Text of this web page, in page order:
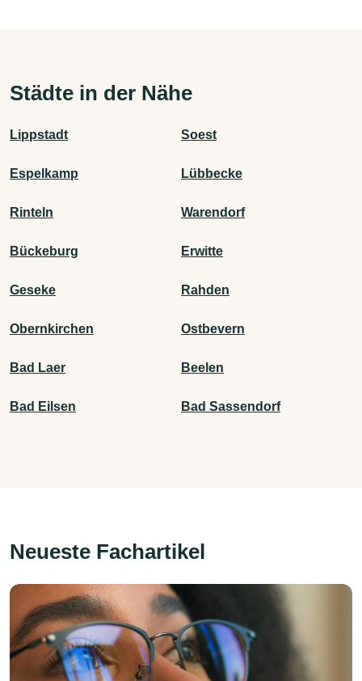
Städte in der Nähe
Lippstadt Soest
Espelkamp Lübbecke
Rinteln Warendorf
Bückeburg Erwitte
Geseke Rahden
Obernkirchen Ostbevern
Bad Laer Beelen
Bad Eilsen Bad Sassendorf
Neueste Fachartikel